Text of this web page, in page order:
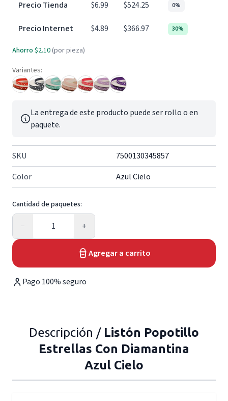
Precio Tienda $6.99 $524.25 0%
Precio Internet $4.89 $366.97 30%
Ahorro $2.10 (por pieza)
Variantes:
La entrega de este producto puede ser rollo o en
paquete.
SKU
7500130345857
Color
Azul Cielo
Cantidad de paquetes:
−
Cantidad
+
Agregar a carrito
Pago 100% seguro
Descripción / Listón Popotillo
Estrellas Con Diamantina
Azul Cielo